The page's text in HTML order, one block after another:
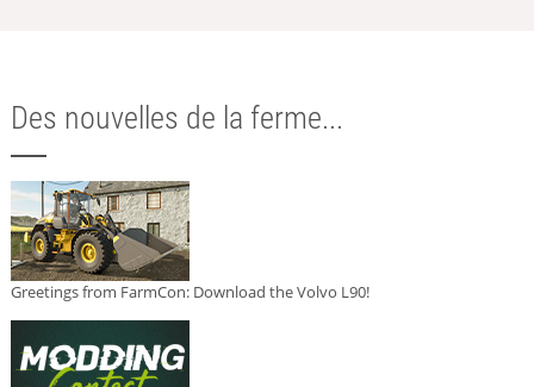
Des nouvelles de la ferme...
Greetings from FarmCon: Download the Volvo L90!